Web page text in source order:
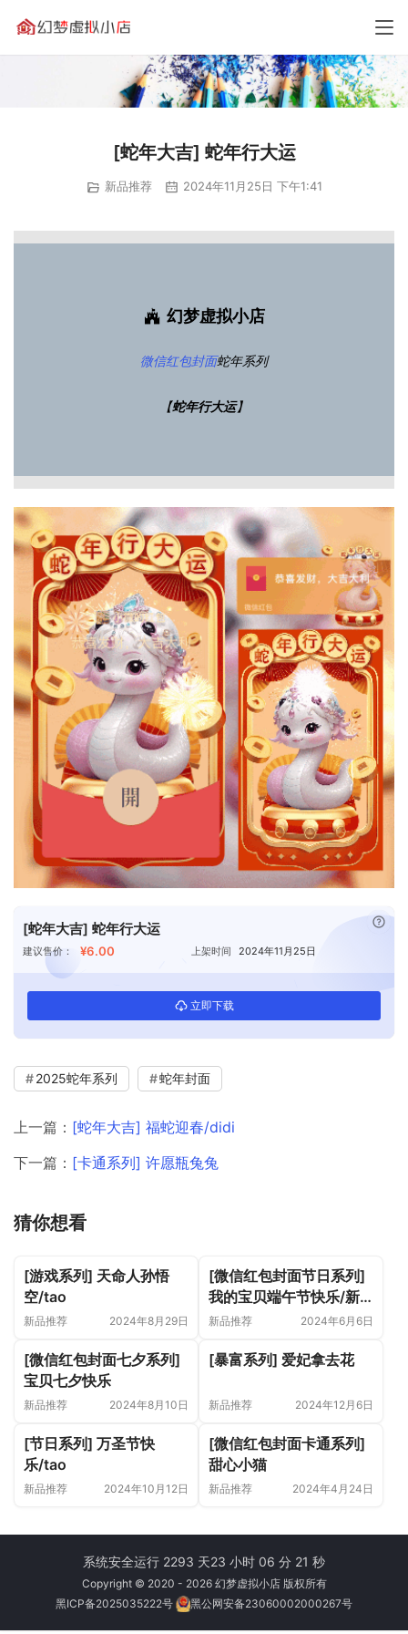
[蛇年大吉] 蛇年行大运
新品推荐 2024年11月25日 下午1:41
幻梦虚拟小店
微信红包封面蛇年系列
【蛇年行大运】
[蛇年大吉] 蛇年行大运
建议售价： ¥6.00 上架时间 2024年11月25日
立即下载
已
2025蛇年系列 蛇年封面
上一篇： [蛇年大吉] 福蛇迎春/didi
下一篇： [卡通系列] 许愿瓶兔兔
猜你想看
[游戏系列] 天命人孙悟
空/tao
新品推荐 2024年8月29日
[微信红包封面节日系列]
我的宝贝端午节快乐/新
版动态
新品推荐 2024年6月6日
[微信红包封面七夕系列]
宝贝七夕快乐
新品推荐 2024年8月10日
[暴富系列] 爱妃拿去花
新品推荐 2024年12月6日
[节日系列] 万圣节快
乐/tao
新品推荐 2024年10月12日
[微信红包封面卡通系列]
甜心小猫
新品推荐 2024年4月24日
系统安全运行 2293 天23 小时 06 分 21 秒
Copyright © 2020 - 2026 幻梦虚拟小店 版权所有
黑ICP备2025035222号
黑公网安备23060002000267号